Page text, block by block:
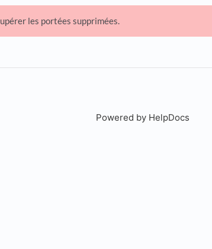
les portées supprimées.
Powered by HelpDocs